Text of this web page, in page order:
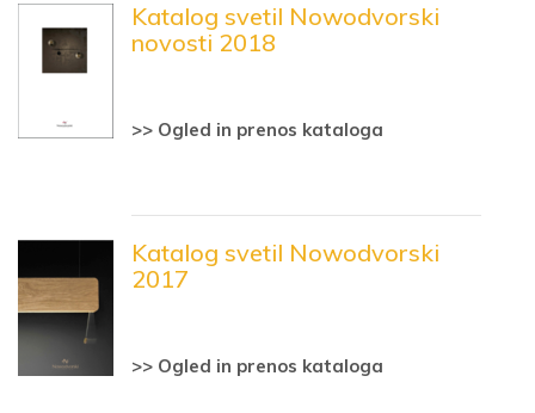
Katalog svetil Nowodvorski
novosti 2018
>> Ogled in prenos kataloga
Katalog svetil Nowodvorski
2017
>> Ogled in prenos kataloga